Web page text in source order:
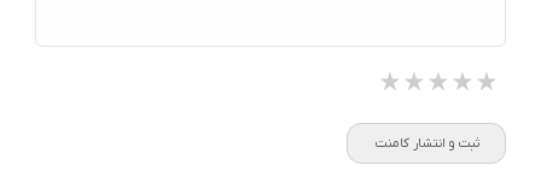
★★★★★
★★★★★
★★★★★
ثبت و انتشار کامنت